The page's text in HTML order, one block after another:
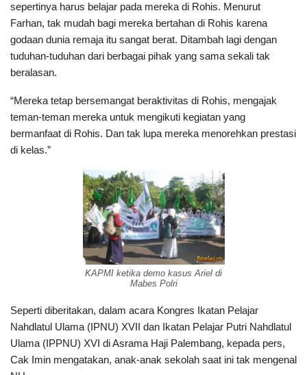
sepertinya harus belajar pada mereka di Rohis. Menurut
Farhan, tak mudah bagi mereka bertahan di Rohis karena
godaan dunia remaja itu sangat berat. Ditambah lagi dengan
tuduhan-tuduhan dari berbagai pihak yang sama sekali tak
beralasan.
“Mereka tetap bersemangat beraktivitas di Rohis, mengajak
teman-teman mereka untuk mengikuti kegiatan yang
bermanfaat di Rohis. Dan tak lupa mereka menorehkan prestasi
di kelas.”
KAPMI ketika demo kasus Ariel di
Mabes Polri
Seperti diberitakan, dalam acara Kongres Ikatan Pelajar
Nahdlatul Ulama (IPNU) XVII dan Ikatan Pelajar Putri Nahdlatul
Ulama (IPPNU) XVI di Asrama Haji Palembang, kepada pers,
Cak Imin mengatakan, anak-anak sekolah saat ini tak mengenal